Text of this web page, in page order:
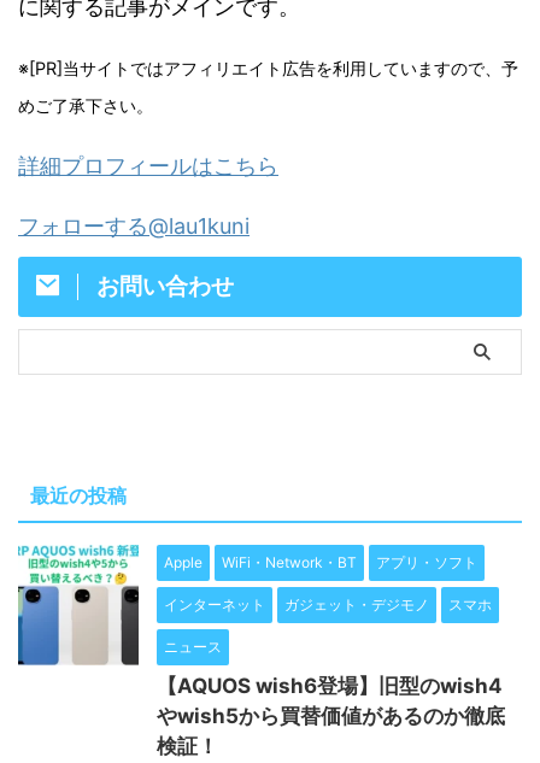
に関する記事がメインです。
※[PR]当サイトではアフィリエイト広告を利用していますので、予
めご了承下さい。
詳細プロフィールはこちら
フォローする@lau1kuni
お問い合わせ
最近の投稿
Apple WiFi・Network・BT アプリ・ソフト
インターネット ガジェット・デジモノ スマホ
ニュース
【AQUOS wish6登場】旧型のwish4
やwish5から買替価値があるのか徹底
検証！